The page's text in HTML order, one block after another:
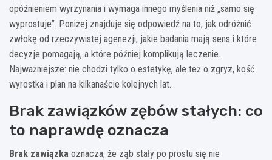
opóźnieniem wyrzynania i wymaga innego myślenia niż „samo się
wyprostuje”. Poniżej znajduje się odpowiedź na to, jak odróżnić
zwłokę od rzeczywistej agenezji, jakie badania mają sens i które
decyzje pomagają, a które później komplikują leczenie.
Najważniejsze: nie chodzi tylko o estetykę, ale też o zgryz, kość
wyrostka i plan na kilkanaście kolejnych lat.
Brak zawiązków zębów stałych: co
to naprawdę oznacza
Brak zawiązka oznacza, że ząb stały po prostu się nie